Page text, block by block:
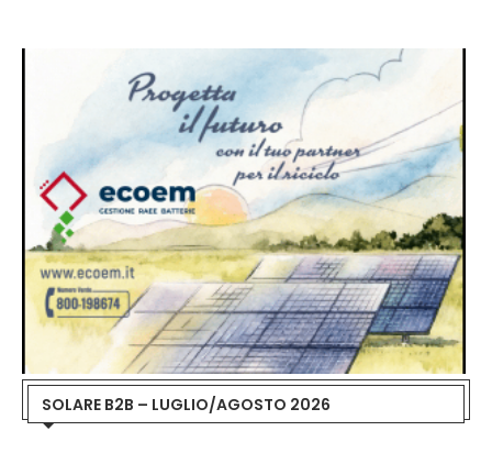
SOLARE B2B – LUGLIO/AGOSTO 2026